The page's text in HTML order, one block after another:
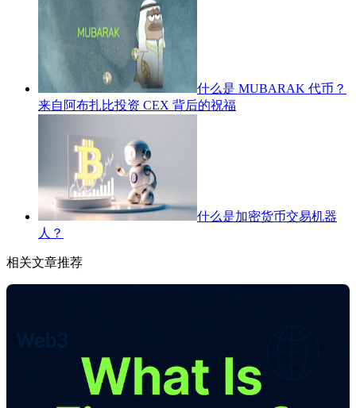
什么是 MUBARAK 代币？
来自阿布扎比投资 CEX 背后的祝福
什么是加密货币交易机器
人？
相关文章推荐